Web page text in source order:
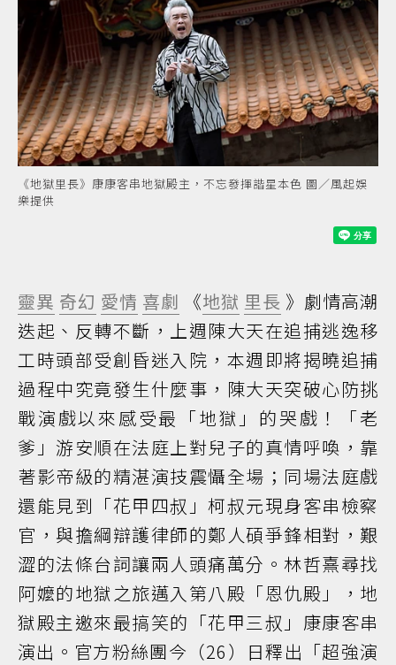
《地獄里長》康康客串地獄殿主，不忘發揮諧星本色 圖／風起娛
樂提供
靈異 奇幻 愛情 喜劇 《地獄 里長 》劇情高潮
迭起、反轉不斷，上週陳大天在追捕逃逸移
工時頭部受創昏迷入院，本週即將揭曉追捕
過程中究竟發生什麼事，陳大天突破心防挑
戰演戲以來感受最「地獄」的哭戲！「老
爹」游安順在法庭上對兒子的真情呼喚，靠
著影帝級的精湛演技震懾全場；同場法庭戲
還能見到「花甲四叔」柯叔元現身客串檢察
官，與擔綱辯護律師的鄭人碩爭鋒相對，艱
澀的法條台詞讓兩人頭痛萬分。林哲熹尋找
阿嬤的地獄之旅邁入第八殿「恩仇殿」，地
獄殿主邀來最搞笑的「花甲三叔」康康客串
演出。官方粉絲團今（26）日釋出「超強演